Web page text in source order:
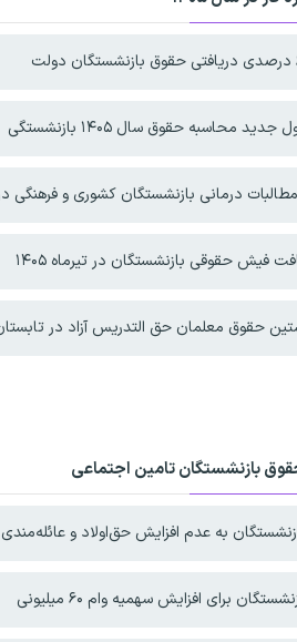
محاسبه حقوق سال ۱۴۰۵ بازنشستگی
مطالبات درمانی بازنشستگان کشوری و فرهنگی در
فیش حقوقی بازنشستگان در تیرماه ۱۴۰۵
حقوق معلمان حق التدریس آزاد در تابستان
بازنشستگان تامین اجتماعی
به عدم افزایش حق‌اولاد و عائله‌مندی در
برای افزایش سهمیه‌ وام ۶۰ میلیونی